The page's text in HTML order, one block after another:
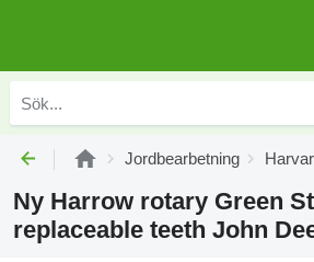
Jordbearbetning Harvar
Ny Harrow rotary Green
replaceable teeth John